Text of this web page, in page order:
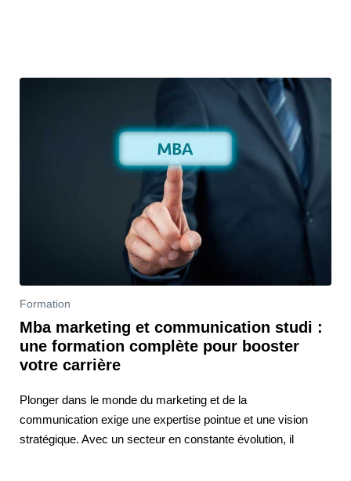
Formation
Mba marketing et communication studi :
une formation complète pour booster
votre carrière
Plonger dans le monde du marketing et de la
communication exige une expertise pointue et une vision
stratégique. Avec un secteur en constante évolution, il